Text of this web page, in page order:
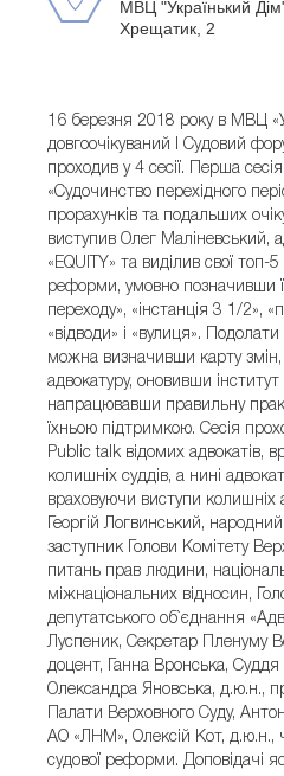
МВЦ "Українький
Хрещатик, 2
16 березня 2018 року в МВЦ
довгоочікуваний I Судовий
проходив у 4 сесії. Перша
«Судочинство перехідного
прорахунків та подальших
виступив Олег Маліневський,
«EQUITY» та виділив свої топ-5
реформи, умовно позначивши
переходу», «інстанція 3 1/2»,
«відводи» і «вулиця».
можна визначивши карту
адвокатуру, оновивши інститут
напрацювавши правильну
їхньою підтримкою. Сесія
Public talk відомих адвокатів,
колишніх суддів, а нині
враховуючи виступи колишніх
Георгій Логвинський,
заступник Голови Комітету
питань прав людини,
міжнаціональних відносин,
депутатського об`єднання
Луспеник, Секретар Пленуму
доцент, Ганна Вронська,
Олександра Яновська, д.ю.н.,
Палати Верховного Суду,
АО «ЛНМ», Олексій Кот, д.ю.н.,
судової реформи. Доповідачі